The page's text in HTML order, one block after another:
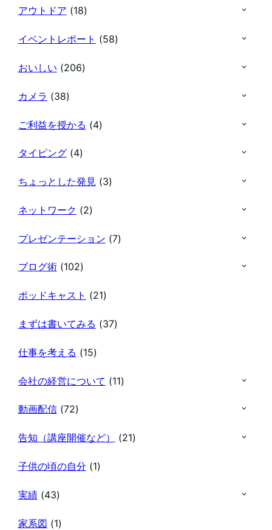
アウトドア (18)
イベントレポート (58)
おいしい (206)
カメラ (38)
ご利益を授かる (4)
タイピング(4)
ちょっとした発見 (3)
ネットワーク (2)
プレゼンテーション (7)
ブログ術(102)
ポッドキャスト (21)
まずは書いてみる (37)
仕事を考える (15)
会社の経営について (11)
動画配信(72)
告知（講座開催など） (21)
子供の頃の自分 (1)
実績(43)
家系図 (1)